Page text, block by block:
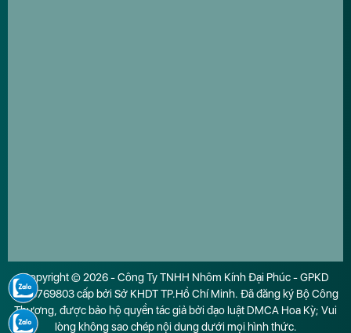
Copyright © 2026 - Công Ty TNHH Nhôm Kính Đại Phúc - GPKD
0316769803 cấp bởi Sở KHDT TP.Hồ Chí Minh. Đã đăng ký Bộ Công
Thương, được bảo hộ quyền tác giả bởi đạo luật DMCA Hoa Kỳ; Vui
lòng không sao chép nội dung dưới mọi hình thức.